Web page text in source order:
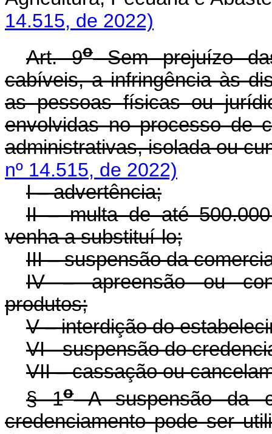
14.515, de 2022)
Art. 9oSem prejuízo
cabíveis, a infringência às
as pessoas físicas ou
envolvidas no processo de
administrativas, isolada ou
nº 14.515, de 2022)
I – advertência;
II – multa de até
venha a substituí-lo;
III – suspensão da
IV – apreensão ou
produtos;
V – interdição do
VI - suspensão do
VII – cassação ou
§ 1oA suspensão da
credenciamento pode ser